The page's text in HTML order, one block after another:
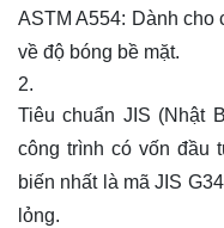
ASTM A554: Dành cho
về độ bóng bề mặt.
Tiêu chuẩn JIS (Nhật
công trình có vốn đầu
biến nhất là mãJIS
lỏng.